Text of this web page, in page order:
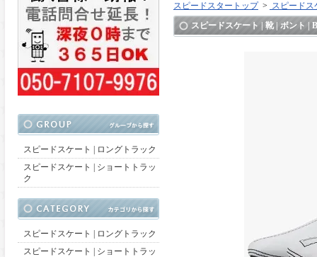
スピードスケート | ロングトラック
スピードスケート | ショートトラッ
ク
スピードスケート | ロングトラック
スピードスケート | ショートトラッ
スピードスタートップ> スピードス
スピードスケート | 靴 | ボント |